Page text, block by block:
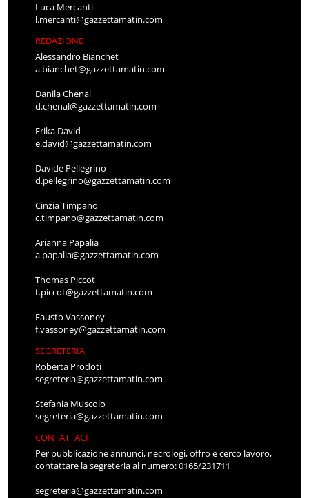
Luca Mercanti
l.mercanti@gazzettamatin.com
REDAZIONE
Alessandro Bianchet
a.bianchet@gazzettamatin.com
Danila Chenal
d.chenal@gazzettamatin.com
Erika David
e.david@gazzettamatin.com
Davide Pellegrino
d.pellegrino@gazzettamatin.com
Cinzia Timpano
c.timpano@gazzettamatin.com
Arianna Papalia
a.papalia@gazzettamatin.com
Thomas Piccot
t.piccot@gazzettamatin.com
Fausto Vassoney
f.vassoney@gazzettamatin.com
SEGRETERIA
Roberta Prodoti
segreteria@gazzettamatin.com
Stefania Muscolo
segreteria@gazzettamatin.com
CONTATTACI
Per pubblicazione annunci, necrologi, offro e cerco lavoro,
contattare la segreteria al numero: 0165/231711
segreteria@gazzettamatin.com